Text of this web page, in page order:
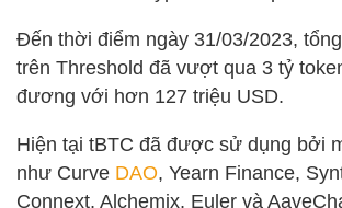
Đến thời điểm ngày 31/03/2023,
trên Threshold đã vượt qua 3 tỷ
đương với hơn 127 triệu USD.
Hiện tại tBTC đã được sử dụng bởi
như Curve DAO, Yearn Finance,
Connext, Alchemix, Euler và